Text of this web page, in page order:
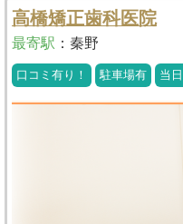
高橋矯正歯科医院
最寄駅 ： 秦野
口コミ有り！ 駐車場有 当